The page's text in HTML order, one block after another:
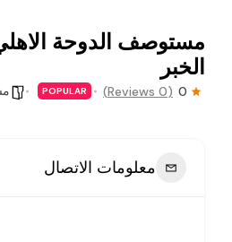
مستوصف الدوحة
الخبر
0
(0 Reviews)
POPULAR
معلومات الاتصال